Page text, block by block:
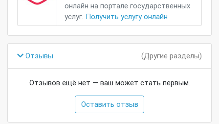
онлайн на портале государственных
услуг. Получить услугу онлайн
Отзывы (Другие разделы)
Отзывов ещё нет — ваш может стать первым.
Оставить отзыв